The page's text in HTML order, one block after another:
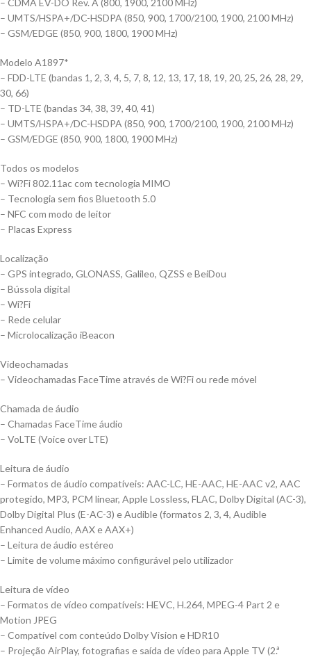
– UMTS/HSPA+/DC-HSDPA (850, 900, 1700/2100, 1900, 2100 MHz)
– GSM/EDGE (850, 900, 1800, 1900 MHz)
Modelo A1897*
– FDD-LTE (bandas 1, 2, 3, 4, 5, 7, 8, 12, 13, 17, 18, 19, 20, 25, 26, 28, 29,
30, 66)
– TD-LTE (bandas 34, 38, 39, 40, 41)
– UMTS/HSPA+/DC-HSDPA (850, 900, 1700/2100, 1900, 2100 MHz)
– GSM/EDGE (850, 900, 1800, 1900 MHz)
Todos os modelos
– Wi?Fi 802.11ac com tecnologia MIMO
– Tecnologia sem fios Bluetooth 5.0
– NFC com modo de leitor
– Placas Express
Localização
– GPS integrado, GLONASS, Galileo, QZSS e BeiDou
– Bússola digital
– Wi?Fi
– Rede celular
– Microlocalização iBeacon
Videochamadas
– Videochamadas FaceTime através de Wi?Fi ou rede móvel
Chamada de áudio
– Chamadas FaceTime áudio
– VoLTE (Voice over LTE)
Leitura de áudio
– Formatos de áudio compatíveis: AAC-LC, HE-AAC, HE-AAC v2, AAC
protegido, MP3, PCM linear, Apple Lossless, FLAC, Dolby Digital (AC-3),
Dolby Digital Plus (E-AC-3) e Audible (formatos 2, 3, 4, Audible
Enhanced Audio, AAX e AAX+)
– Leitura de áudio estéreo
– Limite de volume máximo configurável pelo utilizador
Leitura de vídeo
– Formatos de vídeo compatíveis: HEVC, H.264, MPEG-4 Part 2 e
Motion JPEG
– Compatível com conteúdo Dolby Vision e HDR10
– Projeção AirPlay, fotografias e saída de vídeo para Apple TV (2.ª